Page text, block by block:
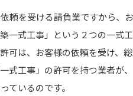
頼を受ける請負業ですから、
一式工事」という２つの一式
可は、お客様の依頼を受け、
式工事」の許可を持つ業者が
ているのです。